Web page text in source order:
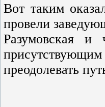
Вот таким
провели
Разумовская
преодолевать